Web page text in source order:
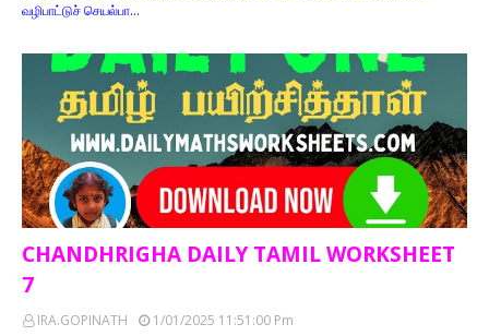
வழிபாட்டுச் செயல்பா…
CHANDHRIGHA DAILY TAMIL WORKSHEET
7
IRA.GOPINATH
1/01/2025 11:51:00 Pm